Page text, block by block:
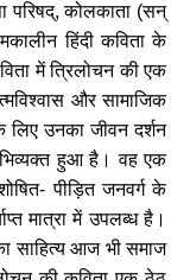
परिषद्, कोलकाता (सन्
हिंदी कविता के
में त्रिलोचन की एक
और सामाजिक
लिए उनका जीवन दर्शन
हुआ है। वह एक
पीड़ित जनवर्ग के
मात्रा में उपलब्ध है।
साहित्य आज भी समाज